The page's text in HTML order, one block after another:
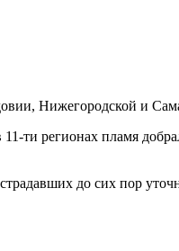
Нижегородской и
ти регионах пламя
до сих пор